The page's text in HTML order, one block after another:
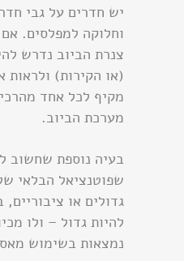
יש חדרים על גבי
וחלוקה למפלסים.
צנרת הביוב נדרש
(או הקירות) ולראות
מקיף לכל אחד
מערכת הביוב.
בעיה נוספת שחשוב
שפוטנציאל הבלאי
גדולים או
להיות גדול – ולו
נמצאות בשימוש